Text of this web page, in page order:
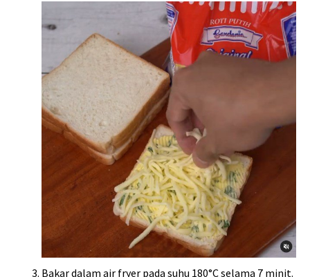
Bakar dalam air fryer pada suhu 180°C selama 7 minit.